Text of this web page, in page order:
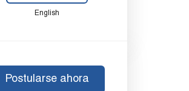
English
Postularse ahora